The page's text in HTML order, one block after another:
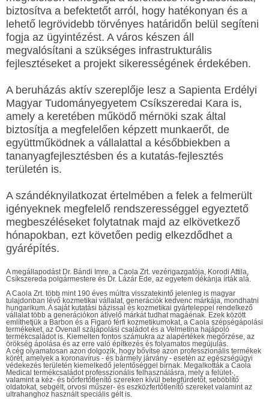
biztosítva a befektetőt arról, hogy hatékonyan és a
lehető legrövidebb törvényes határidőn belül segíteni
fogja az ügyintézést. A város készen áll
megvalósítani a szükséges infrastrukturális
fejlesztéseket a projekt sikerességének érdekében.
A beruházás aktív szereplője lesz a Sapienta Erdélyi
Magyar Tudományegyetem Csíkszeredai Kara is,
amely a keretében működő mérnöki szak által
biztosítja a megfelelően képzett munkaerőt, de
együttműködnek a vállalattal a későbbiekben a
tananyagfejlesztésben és a kutatás-fejlesztés
területén is.
A szándéknyilatkozat értelmében a felek a felmerült
igényeknek megfelelő rendszerességgel egyeztető
megbeszéléseket folytatnak majd az elkövetkező
hónapokban, ezt követően pedig elkezdődhet a
gyárépítés.
A megállapodást Dr. Bándi Imre, a Caola Zrt. vezérigazgatója, Korodi Attila,
Csíkszereda polgármestere és Dr. Lázár Ede, az egyetem dékánja írták alá.
A Caola Zrt. több mint 190 éves múltra visszatekintő jelenleg is magyar
tulajdonban lévő kozmetikai vállalat, generációk kedvenc márkája, mondhatni
hungarikum. A saját kutatási bázissal és kozmetikai gyárteleppel rendelkező
vállalat több a generációkon átívelő márkát tudhat magáénak. Ezek között
említhetjük a Barbon és a Figaró férfi kozmetikumokat, a Caola szépségápolási
termékeket, az Ovenall szájápolási családot és a Velmetina hajápoló
termékcsaládot is. Kiemelten fontos számukra az alapértékek megőrzése, az
örökség ápolása és az erre való építkezés és folyamatos megújulás.
A cég olyamatosan azon dolgozik, hogy bővítse azon professzionális termékek
körét, amelyek a koronavírus - és bármely járvány - esetén az egészségügyi
védekezés területén kiemelkedő jelentőséggel bírnak. Megalkották a Caola
Medical termékcsaládot professzionális felhasználásra, mely a felület-,
valamint a kéz- és bőrfertőtlenítő szereken kívül betegfürdetőt, seböblítő
oldatokat, sebgélt, orvosi műszer- és eszközfertőtlenítő szereket valamint az
ultrahanghoz használt speciális gélt is.